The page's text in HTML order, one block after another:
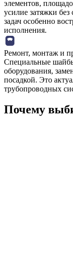
элементов,
усилие затяжки
задач особенно
исполнения.
Ремонт, монтаж и
Специальные
оборудования,
посадкой. Это
трубопроводных
Почему